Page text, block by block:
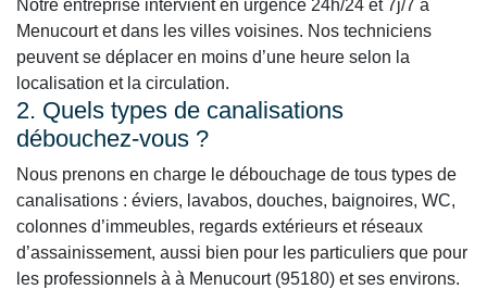
Notre entreprise intervient en urgence 24h/24 et 7j/7 à
Menucourt et dans les villes voisines. Nos techniciens
peuvent se déplacer en moins d’une heure selon la
localisation et la circulation.
2. Quels types de canalisations
débouchez-vous ?
Nous prenons en charge le débouchage de tous types de
canalisations : éviers, lavabos, douches, baignoires, WC,
colonnes d’immeubles, regards extérieurs et réseaux
d’assainissement, aussi bien pour les particuliers que pour
les professionnels à à Menucourt (95180) et ses environs.